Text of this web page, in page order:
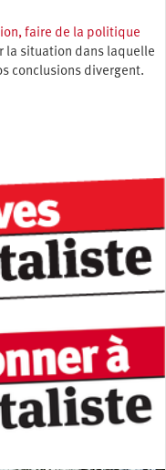
faire de la politique
la situation dans laquelle
conclusions divergent.